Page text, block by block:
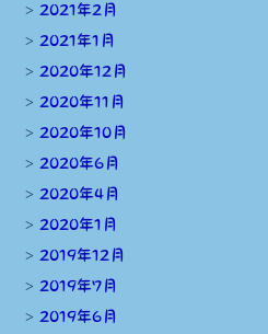
2021年2月
2021年1月
2020年12月
2020年11月
2020年10月
2020年6月
2020年4月
2020年1月
2019年12月
2019年7月
2019年6月